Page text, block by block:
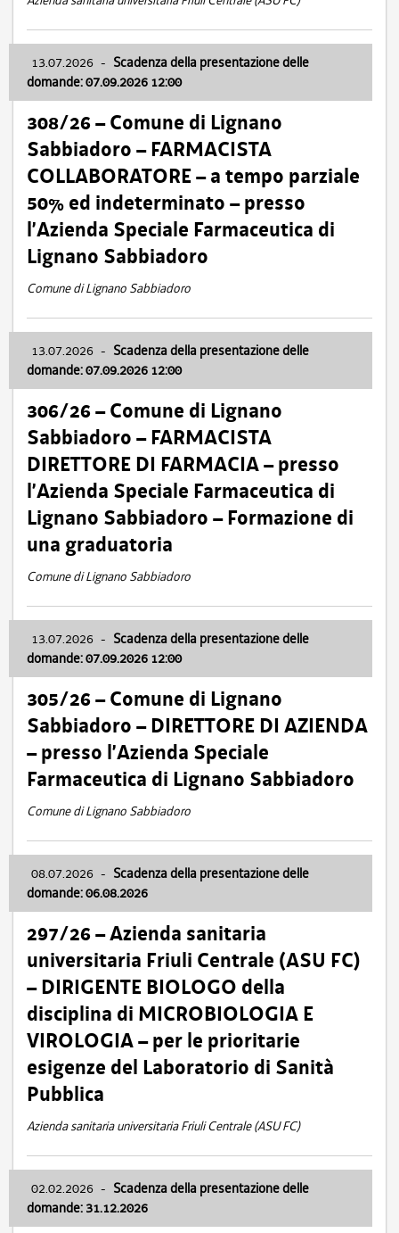
13.07.2026 - Scadenza della presentazione delle
domande: 07.09.2026 12:00
308/26 – Comune di Lignano
Sabbiadoro – FARMACISTA
COLLABORATORE – a tempo parziale
50% ed indeterminato – presso
l’Azienda Speciale Farmaceutica di
Lignano Sabbiadoro
Comune di Lignano Sabbiadoro
13.07.2026 - Scadenza della presentazione delle
domande: 07.09.2026 12:00
306/26 – Comune di Lignano
Sabbiadoro – FARMACISTA
DIRETTORE DI FARMACIA – presso
l’Azienda Speciale Farmaceutica di
Lignano Sabbiadoro – Formazione di
una graduatoria
Comune di Lignano Sabbiadoro
13.07.2026 - Scadenza della presentazione delle
domande: 07.09.2026 12:00
305/26 – Comune di Lignano
Sabbiadoro – DIRETTORE DI AZIENDA
– presso l’Azienda Speciale
Farmaceutica di Lignano Sabbiadoro
Comune di Lignano Sabbiadoro
08.07.2026 - Scadenza della presentazione delle
domande: 06.08.2026
297/26 – Azienda sanitaria
universitaria Friuli Centrale (ASU FC)
– DIRIGENTE BIOLOGO della
disciplina di MICROBIOLOGIA E
VIROLOGIA – per le prioritarie
esigenze del Laboratorio di Sanità
Pubblica
Azienda sanitaria universitaria Friuli Centrale (ASU FC)
02.02.2026 - Scadenza della presentazione delle
domande: 31.12.2026